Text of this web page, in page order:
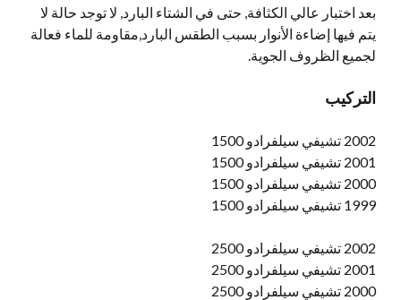
بعد اختبار عالي الكثافة, حتى في الشتاء البارد, لا توجد حالة لا
يتم فيها إضاءة الأنوار بسبب الطقس البارد,مقاومة للماء فعالة
لجميع الظروف الجوية.
التركيب
2002 تشيفي سيلفرادو 1500
2001 تشيفي سيلفرادو 1500
2000 تشيفي سيلفرادو 1500
1999 تشيفي سيلفرادو 1500
2002 تشيفي سيلفرادو 2500
2001 تشيفي سيلفرادو 2500
2000 تشيفي سيلفرادو 2500